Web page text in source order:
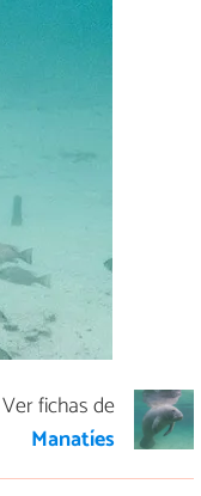
Ver fichas de
Manatíes